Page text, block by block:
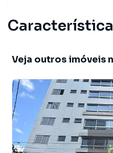
Veja outros imóveis